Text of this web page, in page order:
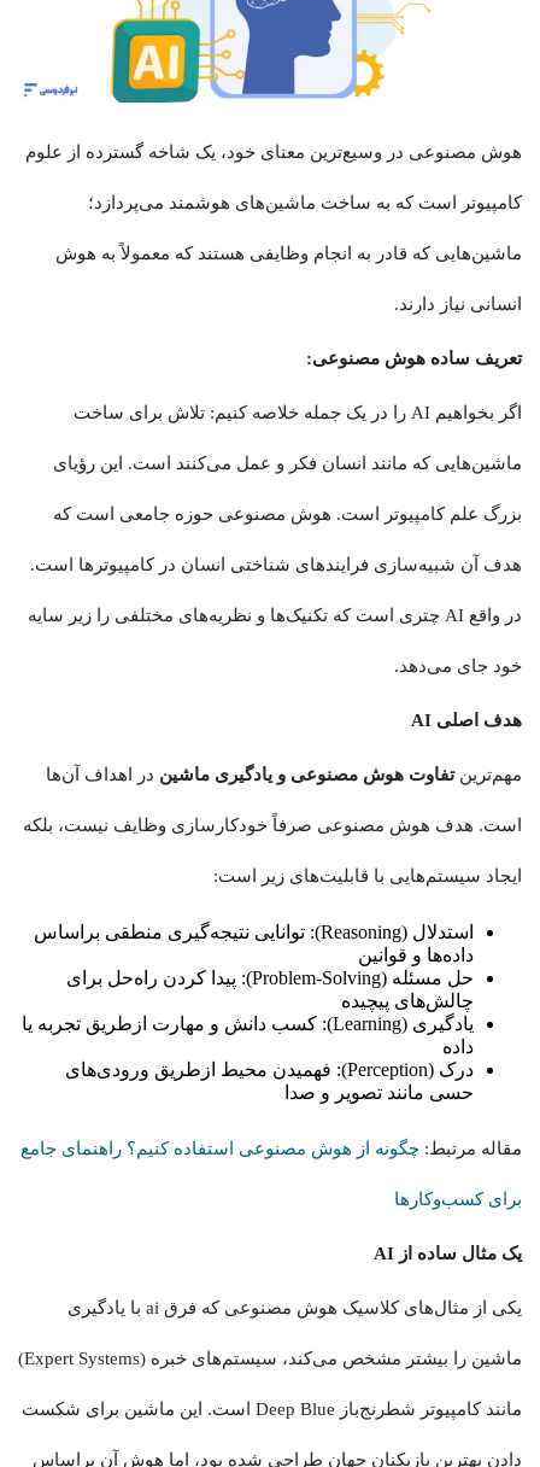
هوش مصنوعی در وسیع‌ترین معنای خود، یک شاخه گسترده از علوم
کامپیوتر است که به ساخت ماشین‌های هوشمند می‌پردازد؛
ماشین‌هایی که قادر به انجام وظایفی هستند که معمولاً به هوش
انسانی نیاز دارند.
تعریف ساده هوش مصنوعی:
اگر بخواهیم AI را در یک جمله خلاصه کنیم: تلاش برای ساخت
ماشین‌هایی که مانند انسان فکر و عمل می‌کنند است. این رؤیای
بزرگ علم کامپیوتر است. هوش مصنوعی حوزه جامعی است که
هدف آن شبیه‌سازی فرایندهای شناختی انسان در کامپیوترها است.
در واقع AI چتری است که تکنیک‌ها و نظریه‌های مختلفی را زیر سایه
خود جای می‌دهد.
هدف اصلی AI
مهم‌ترینتفاوت هوش مصنوعی و یادگیری ماشین در اهداف آن‌ها
است. هدف هوش مصنوعی صرفاً خودکارسازی وظایف نیست، بلکه
ایجاد سیستم‌هایی با قابلیت‌های زیر است:
استدلال (Reasoning): توانایی نتیجه‌گیری منطقی براساس
داده‌ها و قوانین
حل مسئله (Problem-Solving): پیدا کردن راه‌حل برای
چالش‌های پیچیده
یادگیری (Learning): کسب دانش و مهارت ازطریق تجربه یا
داده
درک (Perception): فهمیدن محیط ازطریق ورودی‌های
حسی مانند تصویر و صدا
مقاله مرتبط:‌ چگونه از هوش مصنوعی استفاده کنیم؟ راهنمای جامع
برای کسب‌وکارها
یک مثال ساده از AI
یکی از مثال‌های کلاسیک هوش مصنوعی که فرق ai با یادگیری
ماشین را بیشتر مشخص می‌کند، سیستم‌های خبره (Expert Systems)
مانند کامپیوتر شطرنج‌باز Deep Blue است. این ماشین برای شکست
دادن بهترین بازیکنان جهان طراحی شده بود، اما هوش آن براساس